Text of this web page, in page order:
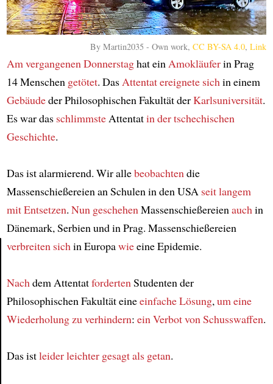
By Martin2035 -Own work,CC BY-SA 4.0,Link
Am vergangenen Donnerstaghat einAmokläuferin Prag
14 Menschen getötet. DasAttentatereignete sichin einem
Gebäudeder Philosophischen Fakultät derKarlsuniversität.
Es war das schlimmsteAttentatin der tschechischen
Geschichte.
Das ist alarmierend. Wir allebeobachtendie
Massenschießereien an Schulen in den USA seit langem
mit Entsetzen. Nun geschehenMassenschießereienauchin
Dänemark, Serbien und in Prag. Massenschießereien
verbreiten sichin Europawieeine Epidemie.
Nachdem AttentatfordertenStudenten der
Philosophischen Fakultät eineeinfache Lösung,um eine
Wiederholung zu verhindern: ein Verbot von Schusswaffen.
Das istleiderleichter gesagt als getan.